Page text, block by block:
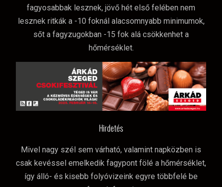
fagyosabbak lesznek, jövő hét első felében nem
lesznek ritkák a -10 foknál alacsomnyabb minimumok,
sőt a fagyzugokban -15 fok alá csökkenhet a
hőmérséklet.
Hirdetés
Mivel nagy szél sem várható, valamint napközben is
csak kevéssel emelkedik fagypont fölé a hőmérséklet,
így álló- és kisebb folyóvizeink egyre többfelé be